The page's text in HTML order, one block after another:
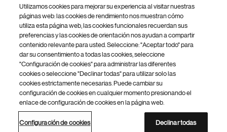
Footer Site Search
inferior
del
© 2026 Novartis AG
Política de privacidad Términos de uso
Accesibilidad
Configuración de cookies
Mapa del sitio
Utilizamos cookies para mejorar su experiencia al visitar nuestras
páginas web: las cookies de rendimiento nos muestran cómo
utiliza esta página web, las cookies funcionales recuerdan sus
preferencias y las cookies de orientación nos ayudan a compartir
contenido relevante para usted. Seleccione: "Aceptar todo" para
dar su consentimiento a todas las cookies, seleccione
"Configuración de cookies" para administrar las diferentes
cookies o seleccione "Declinar todas" para utilizar solo las
cookies estrictamente necesarias. Puede cambiar su
configuración de cookies en cualquier momento presionando el
enlace de configuración de cookies en la página web.
Configuración de cookies Declinar todas